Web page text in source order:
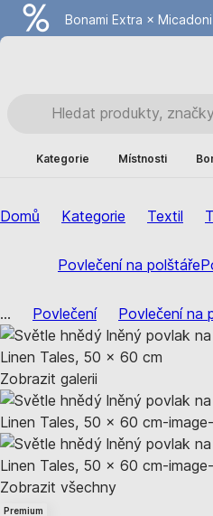
Bonami Extra × Micadoni
Summer Sale |
Kategorie Místnosti
Domů Kategorie Textil
Povlečení na polštáře
... Povlečení Povlečení na
Zobrazit galerii
Zobrazit všechny
Premium